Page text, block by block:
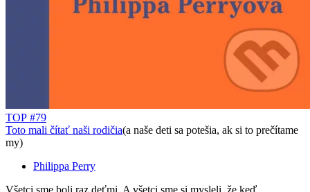
TOP #79
Toto mali čítať naši rodičia(a naše deti sa potešia, ak si to prečítame
my)
Philippa Perry